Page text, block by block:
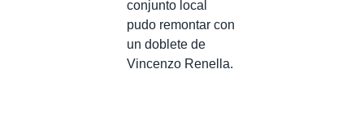
conjunto local
pudo remontar con
un doblete de
Vincenzo Renella.